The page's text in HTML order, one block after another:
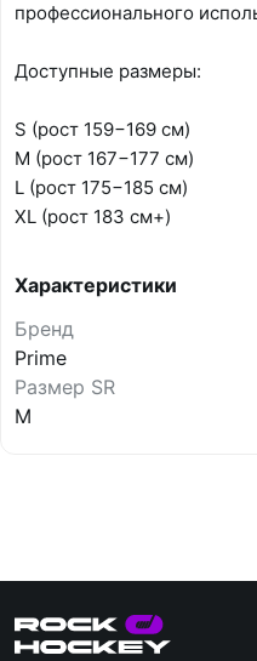
профессионального
Доступные размеры:
S (рост 159−169 см)
M (рост 167−177 см)
L (рост 175−185 см)
XL (рост 183 см+)
Характеристики
Бренд
Prime
Размер SR
M